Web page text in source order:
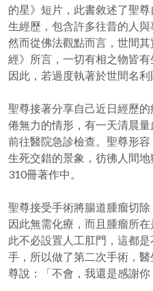
的星》短片，此書敘述了聖
生經歷，包含許多往昔的人與
然而從佛法觀點而言，世間
經》所言，一切有相之物皆有
因此，若過度執著於世間名利
聖尊接著分享自己近日經歷
倦無力的情形，有一天清晨
前往醫院急診檢查。聖尊形
生死交錯的景象，彷彿人間
310冊著作中。
聖尊接受手術將腸道腫瘤切除
因此無需化療，而且腫瘤所
此不必設置人工肛門，這都
手，所以做了第二次手術，
尊說：「不會，我還是感謝你